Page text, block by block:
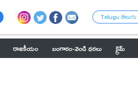
Telugu తెలుగు
రాజకీయం బంగారం-వెండి ధరలు క్రైమ్